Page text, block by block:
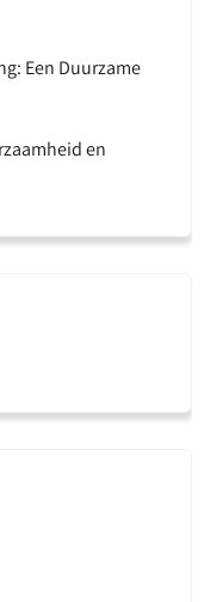
Een Duurzame
en